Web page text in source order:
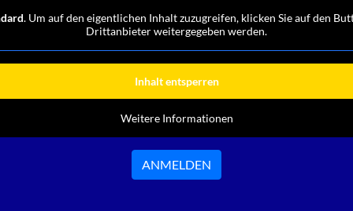
. Um auf den eigentlichen Inhalt zuzugreifen, klicken Sie auf den
Drittanbieter weitergegeben werden.
Inhalt entsperren
Weitere Informationen
ANMELDEN